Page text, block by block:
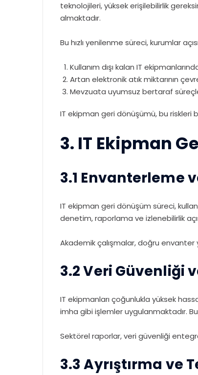
teknolojileri, yüksek erişilebilirlik
almaktadır.
Bu hızlı yenilenme süreci, kurumlar
Kullanım dışı kalan IT
Artan elektronik atık miktarının
Mevzuata uyumsuz bertaraf
IT ekipman geri dönüşümü, bu riskleri
3. IT Ekipman
3.1 Envanterleme
IT ekipman geri dönüşüm süreci,
denetim, raporlama ve izlenebilirlik
Akademik çalışmalar, doğru
3.2 Veri Güvenliği
IT ekipmanları çoğunlukla yüksek
imha gibi işlemler uygulanmaktadır.
Sektörel raporlar, veri güvenliği
3.3 Ayrıştırma ve